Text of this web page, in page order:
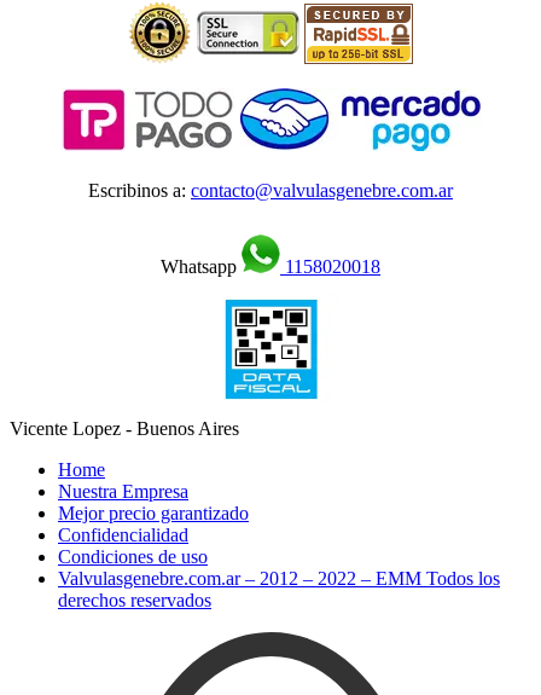
Escribinos a: contacto@valvulasgenebre.com.ar
Whatsapp 1158020018
Vicente Lopez - Buenos Aires
Home
Nuestra Empresa
Mejor precio garantizado
Confidencialidad
Condiciones de uso
Valvulasgenebre.com.ar – 2012 – 2022 – EMM Todos los
derechos reservados